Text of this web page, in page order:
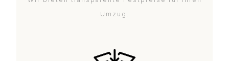
Umzug.